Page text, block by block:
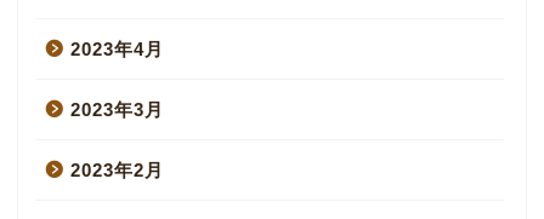
2023年4月
2023年3月
2023年2月